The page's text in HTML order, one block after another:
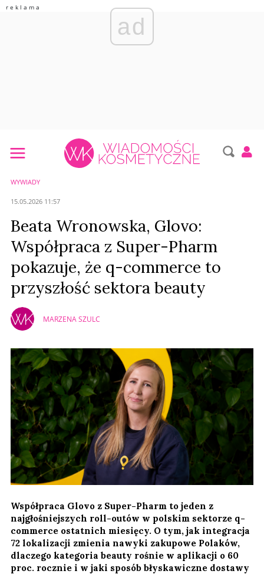
ad
WYWIADY
15.05.2026 11:57
Beata Wronowska, Glovo:
Współpraca z Super-Pharm
pokazuje, że q-commerce to
przyszłość sektora beauty
MARZENA SZULC
Współpraca Glovo z Super-Pharm to jeden z
najgłośniejszych roll-outów w polskim sektorze q-
commerce ostatnich miesięcy. O tym, jak integracja
72 lokalizacji zmienia nawyki zakupowe Polaków,
dlaczego kategoria beauty rośnie w aplikacji o 60
proc. rocznie i w jaki sposób błyskawiczne dostawy